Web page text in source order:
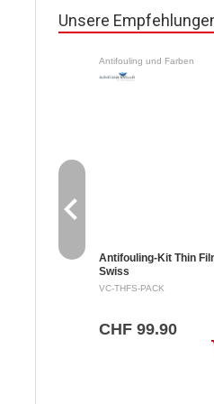
Unsere
Antifouling und Farben
Antifouling-Kit Thin
Swiss
Sicherheitsdatenblatt A
Flüssigkeit und Dampf
leicht entzündlich. H315
Verursacht
VC-THFS-PACK
CHF 99.90
navigate_before